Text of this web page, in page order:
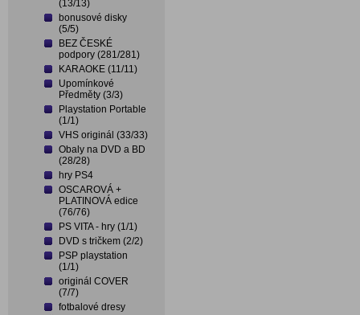
(13/13)
bonusové disky
(5/5)
BEZ ČESKÉ
podpory (281/281)
KARAOKE (11/11)
Upomínkové
Předměty (3/3)
Playstation Portable
(1/1)
VHS originál (33/33)
Obaly na DVD a BD
(28/28)
hry PS4
OSCAROVÁ +
PLATINOVÁ edice
(76/76)
PS VITA - hry (1/1)
DVD s tričkem (2/2)
PSP playstation
(1/1)
originál COVER
(7/7)
fotbalové dresy